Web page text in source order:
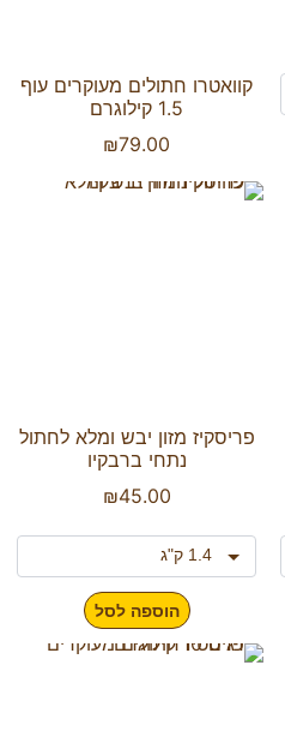
קוואטרו חתולים מעוקרים עוף
1.5 קילוגרם
₪79.00
פריסקיז מזון יבש ומלא לחתול
נתחי ברבקיו
₪45.00
הוספה לסל